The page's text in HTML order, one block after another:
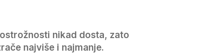
nikad dosta, zato
najviše i najmanje.